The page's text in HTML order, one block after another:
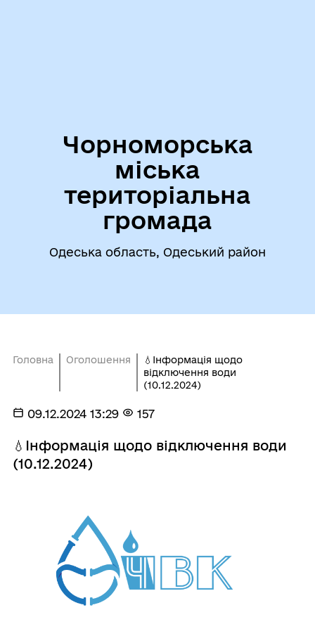
Чорноморська
міська
територіальна
громада
Одеська область, Одеський район
Головна Оголошення
💧Інформація щодо
відключення води
(10.12.2024)
09.12.2024 13:29 157
💧Інформація щодо відключення води
(10.12.2024)